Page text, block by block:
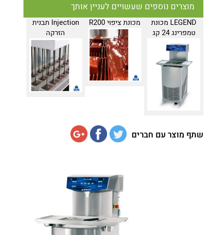
מוצרים נוספים שעשויים לעניין אותך
LEGEND מכונת
טמפרינג 24 קג
מכונת ציפוי R200
Injection תבנית
הזרקה
שתף מוצר עם חברים